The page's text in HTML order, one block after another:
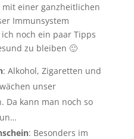
mit einer ganzheitlichen
Immunsystem
noch ein paar Tipps
zu bleiben 🙂
: Alkohol, Zigaretten und
unser
Da kann man noch so
: Besonders im